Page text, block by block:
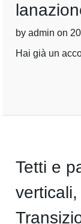
by admin on
Hai già un
Tetti e